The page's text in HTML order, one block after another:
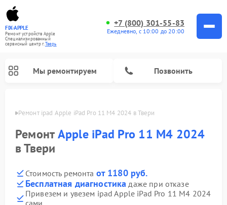
FIX-APPLE
Ремонт устройств Apple
Специализированный
cервисный центр г.Тверь
+7 (800) 301-55-83
Ежедневно, с 10:00 до 20:00
Мы ремонтируем Позвонить
Ремонт ipad Apple iPad Pro 11 M4 2024 в Твери
РемонтApple iPad Pro 11 M4 2024
в Твери
Стоимость ремонта от 1180 руб.
Бесплатная диагностика даже при отказе
Привезем и увезем ipad Apple iPad Pro 11 M4 2024
сами